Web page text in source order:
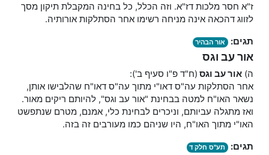
ז"א חסר מלכות דז"א. וזה הכלל, כל בחינה המקבלת תיקון מסך
לזווג דהכאה אינה מניחה רשימו אחר הסתלקות אורותיה.
תגים: אור הבהיר
אור עב וגס
ה)אור עב וגס (ח"ד פ"ו סעיף ב'):
אחר הסתלקות עה"ס דאו"י מתוך עה"ס דאו"ח שהלבישו אותן,
נשאר האו"ח למטה בבחינת "אור עב וגס", להיותם ריקים מאור.
ואז מתגלה עביותם, וניכרים לבחינת כלי, אמנם, מטרם שנתפשט
האו"י מתוך האו"ח, היו שניהם כמו מעורבים זה בזה.
תגים: תע"ס חלק ד